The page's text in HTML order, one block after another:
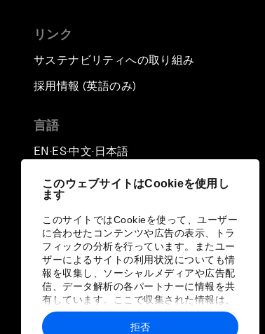
このウェブサイトはCookieを使用し
ます
このサイトではCookieを使って、ユーザー
に合わせたコンテンツや広告の表示、トラ
フィックの分析を行っています。またユー
ザーによるサイトの利用状況についても情
報を収集し、ソーシャルメディアや広告配
信、データ解析の各パートナーに情報を共
有しています。ここで収集された情報は、
ユーザーが各パートナーに提供した他の情
報や各パートナーのサービスを使用した際
拒否
リンク
サステナビリティへの取り組み
採用情報 (英語のみ)
言語
EN ▪ ES▪中文▪ 日本語